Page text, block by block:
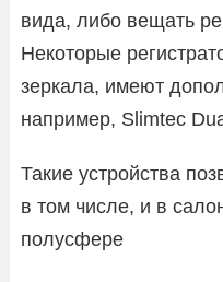
вида, либо вещать
Некоторые
зеркала, имеют
например, Slimtec
Такие устройства
в том числе, и в
полусфере